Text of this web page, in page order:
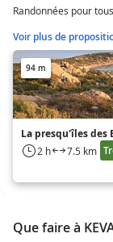
Randonnées pour
Voir plus de
94 m
La presqu'îles des
2 h 7.5 km
Que faire à